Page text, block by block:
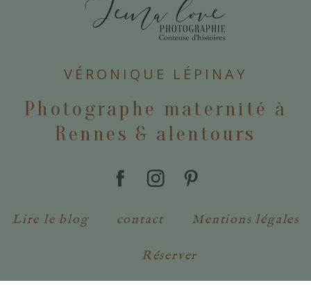
VÉRONIQUE LÉPINAY
Photographe maternité à
Rennes & alentours
Lire le blog contact Mentions légales
Réserver